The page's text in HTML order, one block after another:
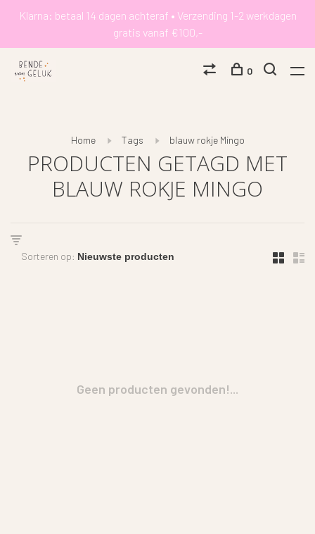
Klarna: betaal 14 dagen achteraf • Verzending 1-2 werkdagen
gratis vanaf €100,-
0
Home Tags blauw rokje Mingo
PRODUCTEN GETAGD MET
BLAUW ROKJE MINGO
Sorteren op:
Geen producten gevonden!...